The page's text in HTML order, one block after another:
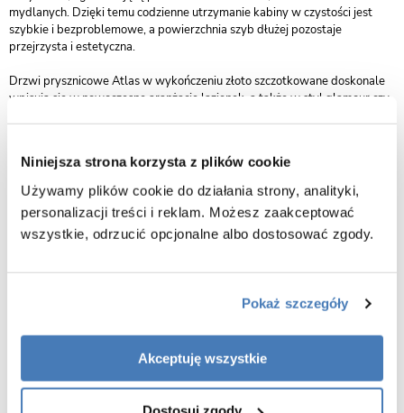
Niniejsza strona korzysta z plików cookie
Używamy plików cookie do działania strony, analityki,
personalizacji treści i reklam. Możesz zaakceptować
wszystkie, odrzucić opcjonalne albo dostosować zgody.
Pokaż szczegóły
Akceptuję wszystkie
mydlanych. Dzięki temu codzienne utrzymanie kabiny w czystości jest
szybkie i bezproblemowe, a powierzchnia szyb dłużej pozostaje
przejrzysta i estetyczna.
Drzwi prysznicowe Atlas w wykończeniu złoto szczotkowane doskonale
wpisują się w nowoczesne aranżacje łazienek, a także w styl glamour czy